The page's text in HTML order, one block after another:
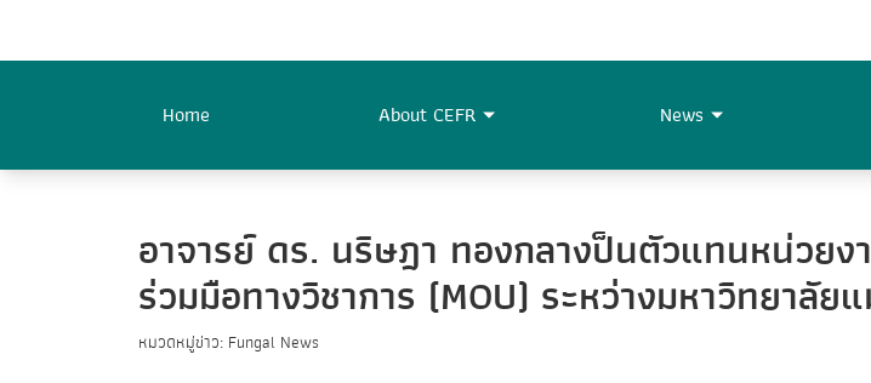
Home About CEFR News
อาจารย์ ดร. นริษฎา ทองกลางป็นตัวแทนหน่วย
ร่วมมือทางวิชาการ (MOU) ระหว่างมหาวิทยาลั
หมวดหมู่ข่าว: Fungal News